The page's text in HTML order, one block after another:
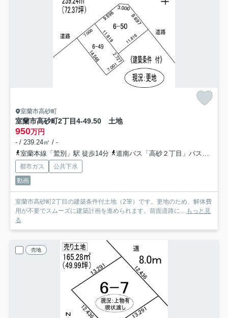
室蘭市高砂町
室蘭市高砂町2丁目4-49.50 土地
950万円
- / 239.24㎡ / -
室蘭本線「鷲別」駅 徒歩14分
道南バス「高砂２丁目」バス停下車 徒歩2分
都市ガス
公共下水
動画
室蘭市高砂町2丁目の建築条件付土地（2筆）です。更地のため、解体費
用が不要でスムーズに建築計画を進められます。前面道路に... もっと見
る
売地